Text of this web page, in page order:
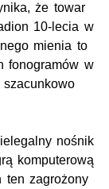
że towar
10-lecia w
mienia to
fonogramów w
nośnik
komputerową
ten zagrożony